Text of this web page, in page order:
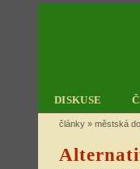
DISKUSE
články » městská